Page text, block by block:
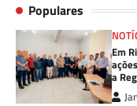
Populares
Em
a